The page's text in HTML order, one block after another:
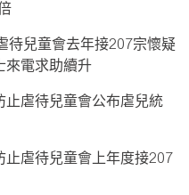
待兒童會去年接207宗懷疑
電求助續升
止虐待兒童會公布虐兒統
止虐待兒童會上年度接207